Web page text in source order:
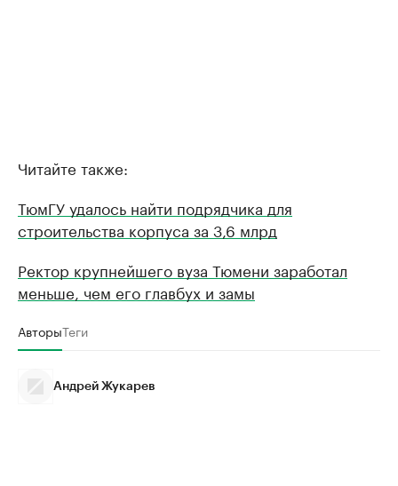
Читайте также:
ТюмГУ удалось найти подрядчика для
строительства корпуса за 3,6 млрд
Ректор крупнейшего вуза Тюмени заработал
меньше, чем его главбух и замы
АвторыТеги
Андрей Жукарев